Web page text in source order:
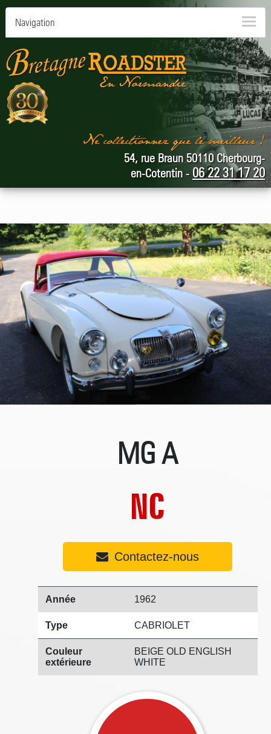
Navigation
54, rue Braun 50110 Cherbourg-
en-Cotentin - 06 22 31 17 20
MG A
NC
Contactez-nous
Année 1962
Type CABRIOLET
Couleur
extérieure
BEIGE OLD ENGLISH
WHITE